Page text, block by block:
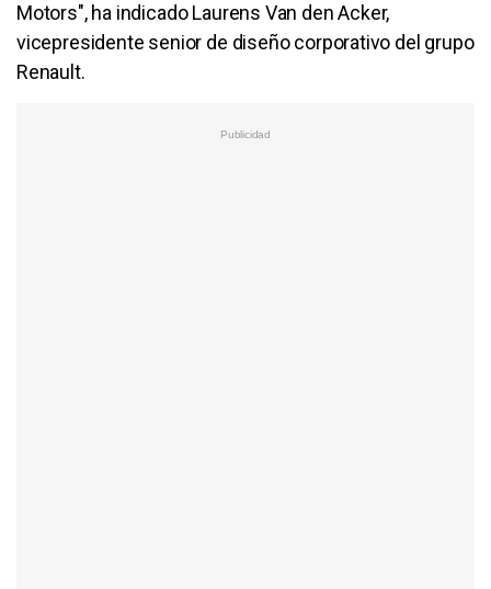
Motors", ha indicado Laurens Van den Acker,
vicepresidente senior de diseño corporativo del grupo
Renault.